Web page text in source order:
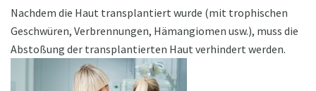
Nachdem die Haut transplantiert wurde (mit trophischen
Geschwüren, Verbrennungen, Hämangiomen usw.), muss die
Abstoßung der transplantierten Haut verhindert werden.